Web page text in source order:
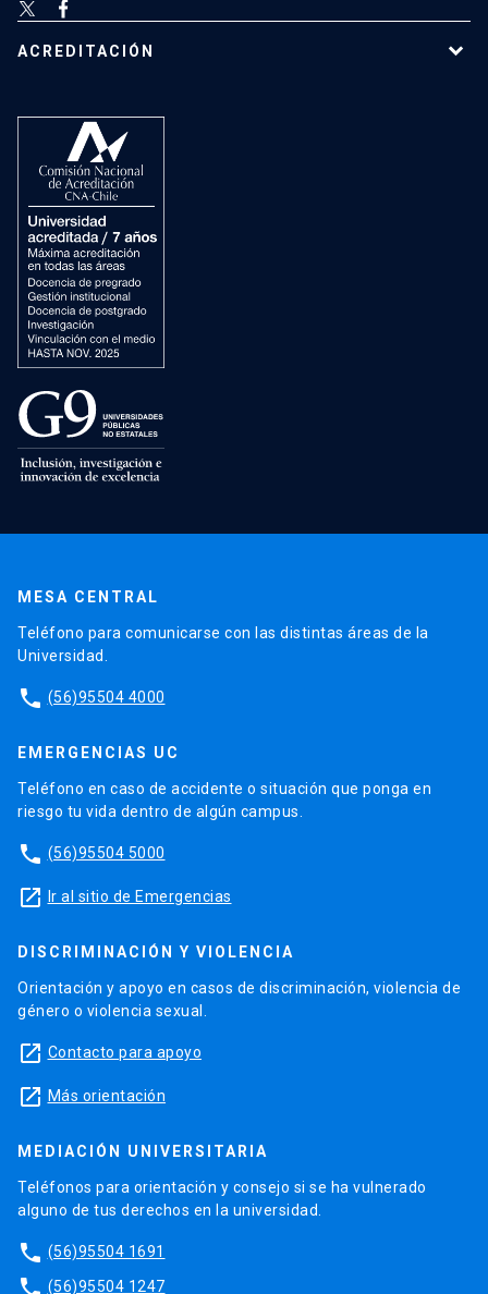
ACREDITACIÓN
MESA CENTRAL
Teléfono para comunicarse con las distintas áreas de la
Universidad.
phone (56)95504 4000
EMERGENCIAS UC
Teléfono en caso de accidente o situación que ponga en
riesgo tu vida dentro de algún campus.
phone (56)95504 5000
launch Ir al sitio de Emergencias
DISCRIMINACIÓN Y VIOLENCIA
Orientación y apoyo en casos de discriminación, violencia de
género o violencia sexual.
launch Contacto para apoyo
launch Más orientación
MEDIACIÓN UNIVERSITARIA
Teléfonos para orientación y consejo si se ha vulnerado
alguno de tus derechos en la universidad.
phone (56)95504 1691
phone (56)95504 1247